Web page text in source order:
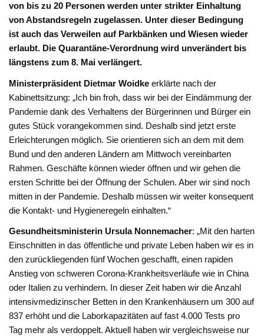
von bis zu 20 Personen werden unter strikter Einhaltung
von Abstandsregeln zugelassen. Unter dieser Bedingung
ist auch das Verweilen auf Parkbänken und Wiesen wieder
erlaubt. Die Quarantäne-Verordnung wird unverändert bis
längstens zum 8. Mai verlängert.
Ministerpräsident Dietmar Woidke erklärte nach der
Kabinettsitzung: „Ich bin froh, dass wir bei der Eindämmung der
Pandemie dank des Verhaltens der Bürgerinnen und Bürger ein
gutes Stück vorangekommen sind. Deshalb sind jetzt erste
Erleichterungen möglich. Sie orientieren sich an dem mit dem
Bund und den anderen Ländern am Mittwoch vereinbarten
Rahmen. Geschäfte können wieder öffnen und wir gehen die
ersten Schritte bei der Öffnung der Schulen. Aber wir sind noch
mitten in der Pandemie. Deshalb müssen wir weiter konsequent
die Kontakt- und Hygieneregeln einhalten.“
Gesundheitsministerin Ursula Nonnemacher: „Mit den harten
Einschnitten in das öffentliche und private Leben haben wir es in
den zurückliegenden fünf Wochen geschafft, einen rapiden
Anstieg von schweren Corona-Krankheitsverläufe wie in China
oder Italien zu verhindern. In dieser Zeit haben wir die Anzahl
intensivmedizinscher Betten in den Krankenhäusern um 300 auf
837 erhöht und die Laborkapazitäten auf fast 4.000 Tests pro
Tag mehr als verdoppelt. Aktuell haben wir vergleichsweise nur